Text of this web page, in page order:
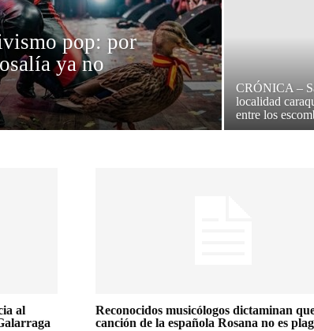
pop: por
ya no
CRÓNICA –
localidad
entre los
al
Reconocidos musicólogos dictaminan
canción de la española Rosana no es